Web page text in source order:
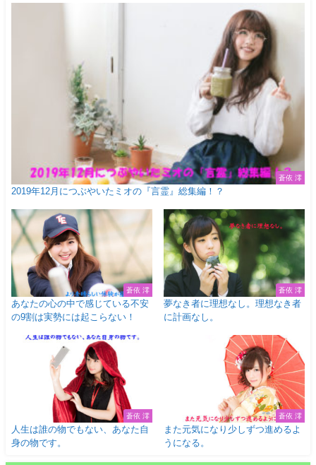
蒼依 澪
2019年12月につぶやいたミオの『言霊』総集編！？
蒼依 澪
あなたの心の中で感じている不安
の9割は実勢には起こらない！
蒼依 澪
夢なき者に理想なし。理想なき者
に計画なし。
蒼依 澪
人生は誰の物でもない、あなた自
身の物です。
蒼依 澪
また元気になり少しずつ進めるよ
うになる。